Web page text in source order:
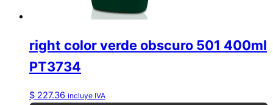
right color verde obscuro 501 400ml
PT3734
$ 227.36 incluye IVA